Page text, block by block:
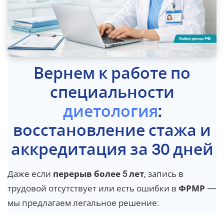
Вернем к работе по
специальности
диетология:
восстановление стажа и
аккредитация за 30 дней
Даже если перерыв более 5 лет, запись в
трудовой отсутствует или есть ошибки в ФРМР —
мы предлагаем легальное решение: